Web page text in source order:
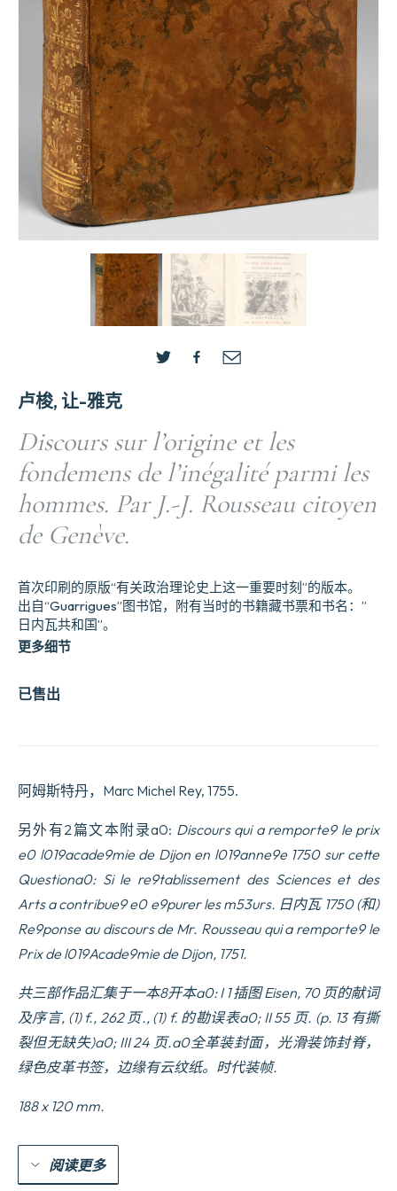
卢梭, 让-雅克
Discours sur l’origine et les
fondemens de l’inégalité parmi les
hommes. Par J.-J. Rousseau citoyen
de Genève.
已售出
首次印刷的原版“有关政治理论史上这一重要时刻”的版本。
出自“Guarrigues”图书馆，附有当时的书籍藏书票和书名：”
日内瓦共和国”。
更多细节
阿姆斯特丹，Marc Michel Rey, 1755.
另外有2篇文本附录a0: Discours qui a remporte9 le prix
e0 l019acade9mie de Dijon en l019anne9e 1750 sur cette
Questiona0: Si le re9tablissement des Sciences et des
Arts a contribue9 e0 e9purer les m53urs. 日内瓦 1750 (和)
Re9ponse au discours de Mr. Rousseau qui a remporte9 le
Prix de l019Acade9mie de Dijon, 1751.
共三部作品汇集于一本8开本a0: I 1 插图Eisen, 70 页的献词
及序言, (1) f., 262 页., (1) f. 的勘误表a0; II 55 页. (p. 13 有撕
裂但无缺失)a0; III 24 页.a0全革装封面，光滑装饰封脊，
绿色皮革书签，边缘有云纹纸。 时代装帧.
188 x 120 mm.
阅读更多